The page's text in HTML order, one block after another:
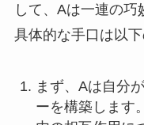
して、Aは一連の
具体的な手口は以下
まず、Aは自分
ーを構築します